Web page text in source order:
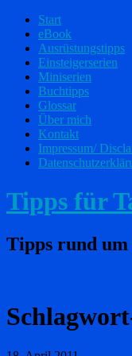
Start
eBook
Ausrüstungstipps
Einsteigerserien
Miniserien
Buchtipps
Glossar
Über mich
Kontakt
Impressum/
Tipps für
Tipps rund um